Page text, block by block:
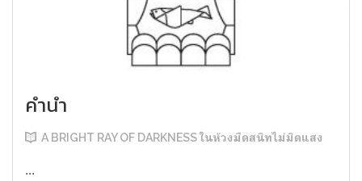
คำนำ
A BRIGHT RAY OF DARKNESS ในห้วงมืดสนิทไม่มิดแสง
...